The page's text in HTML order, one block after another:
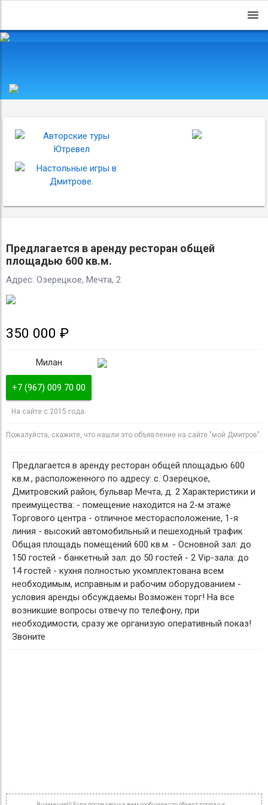
Предлагается в аренду ресторан общей
площадью 600 кв.м.
Адрес: Озерецкое, Мечта, 2
350 000 ₽
Милан
+7 (967) 009 70 00
На сайте с 2015 года.
Пожалуйста, скажите, что нашли это объявление на сайте "мой Дмитров".
Предлагается в аренду ресторан общей площадью 600
кв.м., расположенного по адресу: с. Озерецкое,
Дмитровский район, бульвар Мечта, д. 2 Характеристики и
преимущества: - помещение находится на 2-м этаже
Торгового центра - отличное месторасположение, 1-я
линия - высокий автомобильный и пешеходный трафик
Общая площадь помещений 600 кв.м. - Основной зал: до
150 гостей - банкетный зал: до 50 гостей - 2 Vip-зала: до
14 гостей - кухня полностью укомплектована всем
необходимым, исправным и рабочим оборудованием -
условия аренды обсуждаемы Возможен торг! На все
возникшие вопросы отвечу по телефону, при
необходимости, сразу же организую оперативный показ!
Звоните